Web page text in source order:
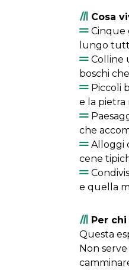
Cosa
Cinque
lungo
Colline
boschi
Piccoli
e la pietra
che
Alloggi
cene
e quella
Per
Questa
Non